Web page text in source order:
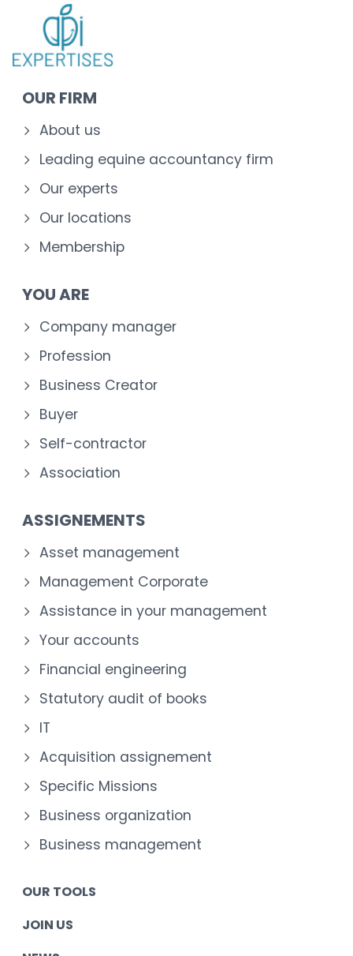
OUR FIRM
About us
Leading equine accountancy firm
Our experts
Our locations
Membership
YOU ARE
Company manager
Profession
Business Creator
Buyer
Self-contractor
Association
ASSIGNEMENTS
Asset management
Management Corporate
Assistance in your management
Your accounts
Financial engineering
Statutory audit of books
IT
Acquisition assignement
Specific Missions
Business organization
Business management
OUR TOOLS
JOIN US